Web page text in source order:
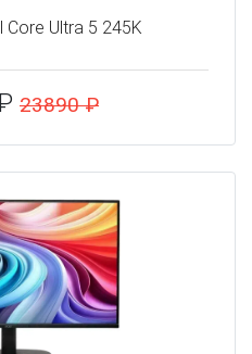
Ultra 5 245K
23890 ₽